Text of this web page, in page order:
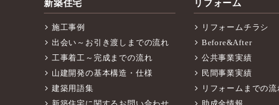
新築住宅
施工事例
出会い～お引き渡しまでの流れ
工事着工～完成までの流れ
山建開発の基本構造・仕様
建築用語集
リフォーム
リフォームチラシ
Before&After
公共事業実績
民間事業実績
リフォームまでの流